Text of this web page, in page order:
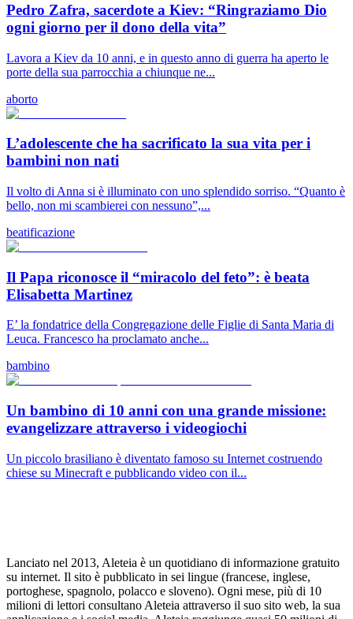
Pedro Zafra, sacerdote a Kiev: “Ringraziamo Dio
ogni giorno per il dono della vita”
Lavora a Kiev da 10 anni, e in questo anno di guerra ha aperto le
porte della sua parrocchia a chiunque ne...
aborto
L’adolescente che ha sacrificato la sua vita per i
bambini non nati
Il volto di Anna si è illuminato con uno splendido sorriso. “Quanto è
bello, non mi scambierei con nessuno”,...
beatificazione
Il Papa riconosce il “miracolo del feto”: è beata
Elisabetta Martinez
E’ la fondatrice della Congregazione delle Figlie di Santa Maria di
Leuca. Francesco ha proclamato anche...
bambino
Un bambino di 10 anni con una grande missione:
evangelizzare attraverso i videogiochi
Un piccolo brasiliano è diventato famoso su Internet costruendo
chiese su Minecraft e pubblicando video con il...
Lanciato nel 2013, Aleteia è un quotidiano di informazione gratuito
su internet. Il sito è pubblicato in sei lingue (francese, inglese,
portoghese, spagnolo, polacco e sloveno). Ogni mese, più di 10
milioni di lettori consultano Aleteia attraverso il suo sito web, la sua